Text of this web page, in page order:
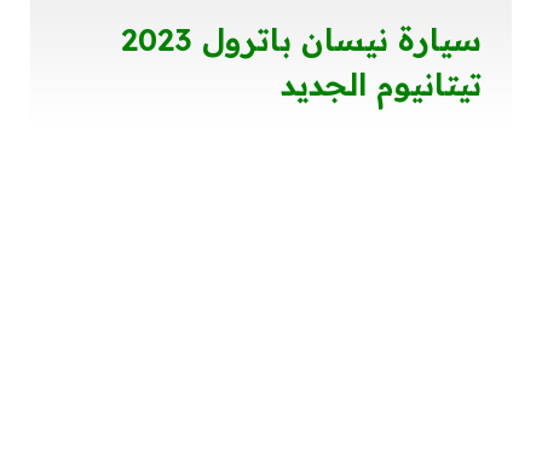
سيارة نيسان باترول 2023
تيتانيوم الجديد